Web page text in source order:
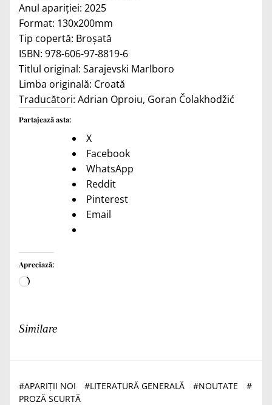
Anul apariției: 2025
Format: 130x200mm
Tip copertă: Broșată
ISBN: 978-606-97-8819-6
Titlul original: Sarajevski Marlboro
Limba originală: Croată
Traducători: Adrian Oproiu, Goran Čolakhodžić
Partajează asta:
X
Facebook
WhatsApp
Reddit
Pinterest
Email
Apreciază:
Încarc...
Similare
#APARIȚII NOI #LITERATURĂ GENERALĂ #NOUTATE
#
PROZĂ SCURTĂ